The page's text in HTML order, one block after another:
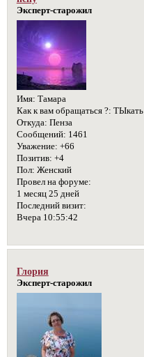
Эксперт-старожил
Имя: Тамара
Как к вам обращаться ?: ТЫкать
Откуда: Пенза
Сообщений: 1461
Уважение: +66
Позитив: +4
Пол: Женский
Провел на форуме:
1 месяц 25 дней
Последний визит:
Вчера 10:55:42
Глория
Эксперт-старожил